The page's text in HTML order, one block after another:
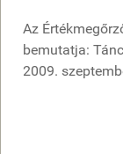
Az
bemutatja:
2009.